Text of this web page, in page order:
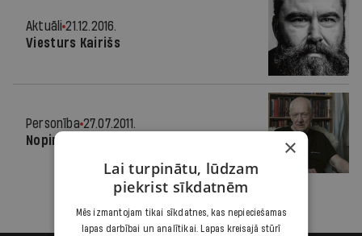
Aktuāli 21.12.2016.
Viesturs Kairišs
Personība 27.07.2011.
Nopirkt kukū, skatīties basketbolu
×
Lai turpinātu, lūdzam
piekrist sīkdatnēm
Mēs izmantojam tikai sīkdatnes, kas nepieciešamas
lapas darbībai un analītikai. Lapas kreisajā stūrī